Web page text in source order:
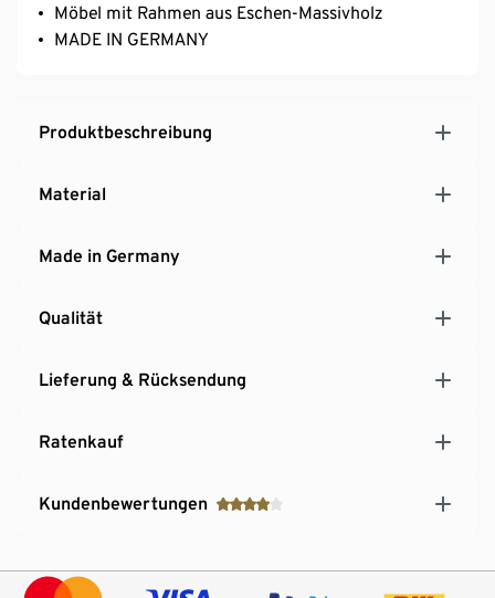
Möbel mit Rahmen aus Eschen-Massivholz
MADE IN GERMANY
Produktbeschreibung
Material
Made in Germany
Qualität
Lieferung & Rücksendung
Ratenkauf
Kundenbewertungen